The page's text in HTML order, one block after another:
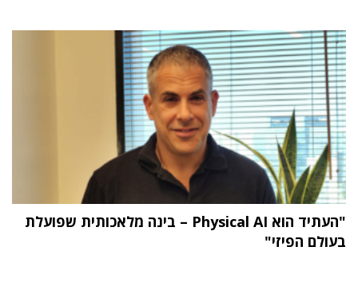
"העתיד הוא Physical AI – בינה מלאכותית שפועלת
בעולם הפיזי"